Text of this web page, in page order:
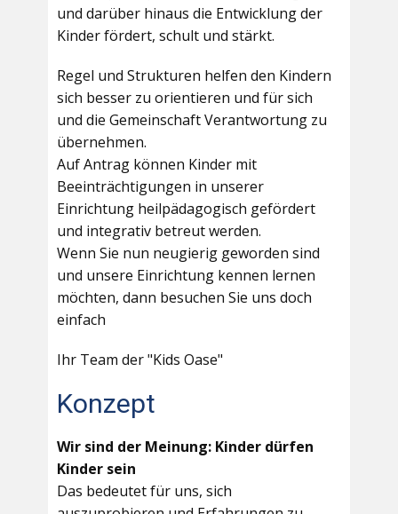
und darüber hinaus die Entwicklung der
Kinder fördert, schult und stärkt.
Regel und Strukturen helfen den Kindern
sich besser zu orientieren und für sich
und die Gemeinschaft Verantwortung zu
übernehmen.
Auf Antrag können Kinder mit
Beeinträchtigungen in unserer
Einrichtung heilpädagogisch gefördert
und integrativ betreut werden.
Wenn Sie nun neugierig geworden sind
und unsere Einrichtung kennen lernen
möchten, dann besuchen Sie uns doch
einfach
Ihr Team der "Kids Oase"
Konzept
Wir sind der Meinung: Kinder dürfen
Kinder sein
Das bedeutet für uns, sich